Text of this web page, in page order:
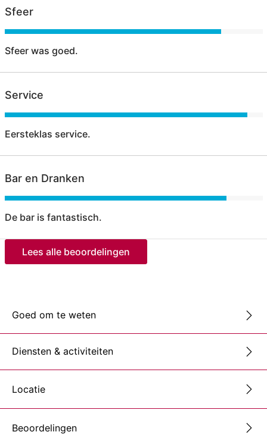
Sfeer
Sfeer was goed.
Service
Eersteklas service.
Bar en Dranken
De bar is fantastisch.
Lees alle beoordelingen
Goed om te weten
Diensten & activiteiten
Locatie
Beoordelingen